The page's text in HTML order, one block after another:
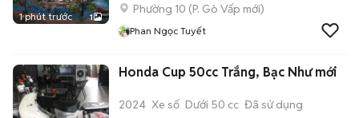
1 phút trước 1
Phường 10 (P. Gò Vấp mới)
Phan Ngọc Tuyết
Honda Cup 50cc Trắng, Bạc Như mới
2024 Xe số Dưới 50 cc Đã sử dụng